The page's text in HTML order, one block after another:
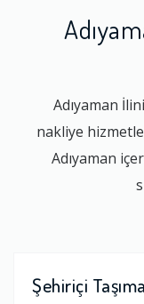
Adıyaman
nakliye
Adıyaman
Şehiriçi Taşıma